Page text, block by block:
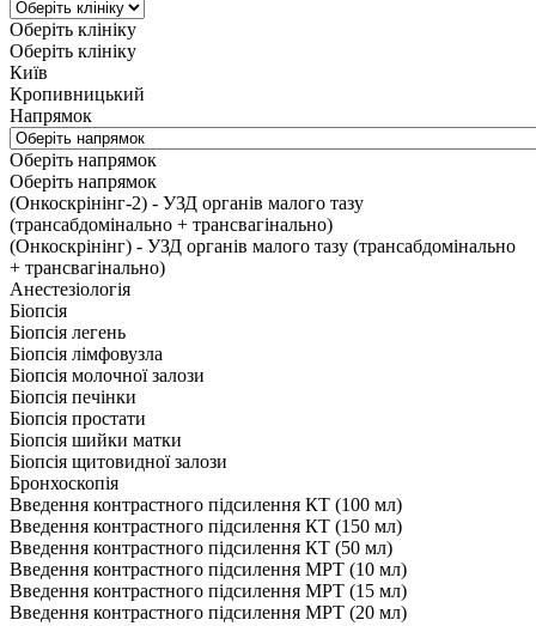
Оберіть клініку
Оберіть клініку
Київ
Кропивницький
Напрямок
Оберіть напрямок
Оберіть напрямок
(Онкоскрінінг-2) - УЗД органів малого тазу
(трансабдомінально + трансвагінально)
(Онкоскрінінг) - УЗД органів малого тазу (трансабдомінально
+ трансвагінально)
Анестезіологія
Біопсія
Біопсія легень
Біопсія лімфовузла
Біопсія молочної залози
Біопсія печінки
Біопсія простати
Біопсія шийки матки
Біопсія щитовидної залози
Бронхоскопія
Введення контрастного підсилення КТ (100 мл)
Введення контрастного підсилення КТ (150 мл)
Введення контрастного підсилення КТ (50 мл)
Введення контрастного підсилення МРТ (10 мл)
Введення контрастного підсилення МРТ (15 мл)
Введення контрастного підсилення МРТ (20 мл)